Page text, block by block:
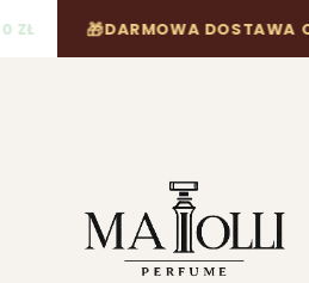
DARMOWA DOSTAWA OD 120 ZŁ